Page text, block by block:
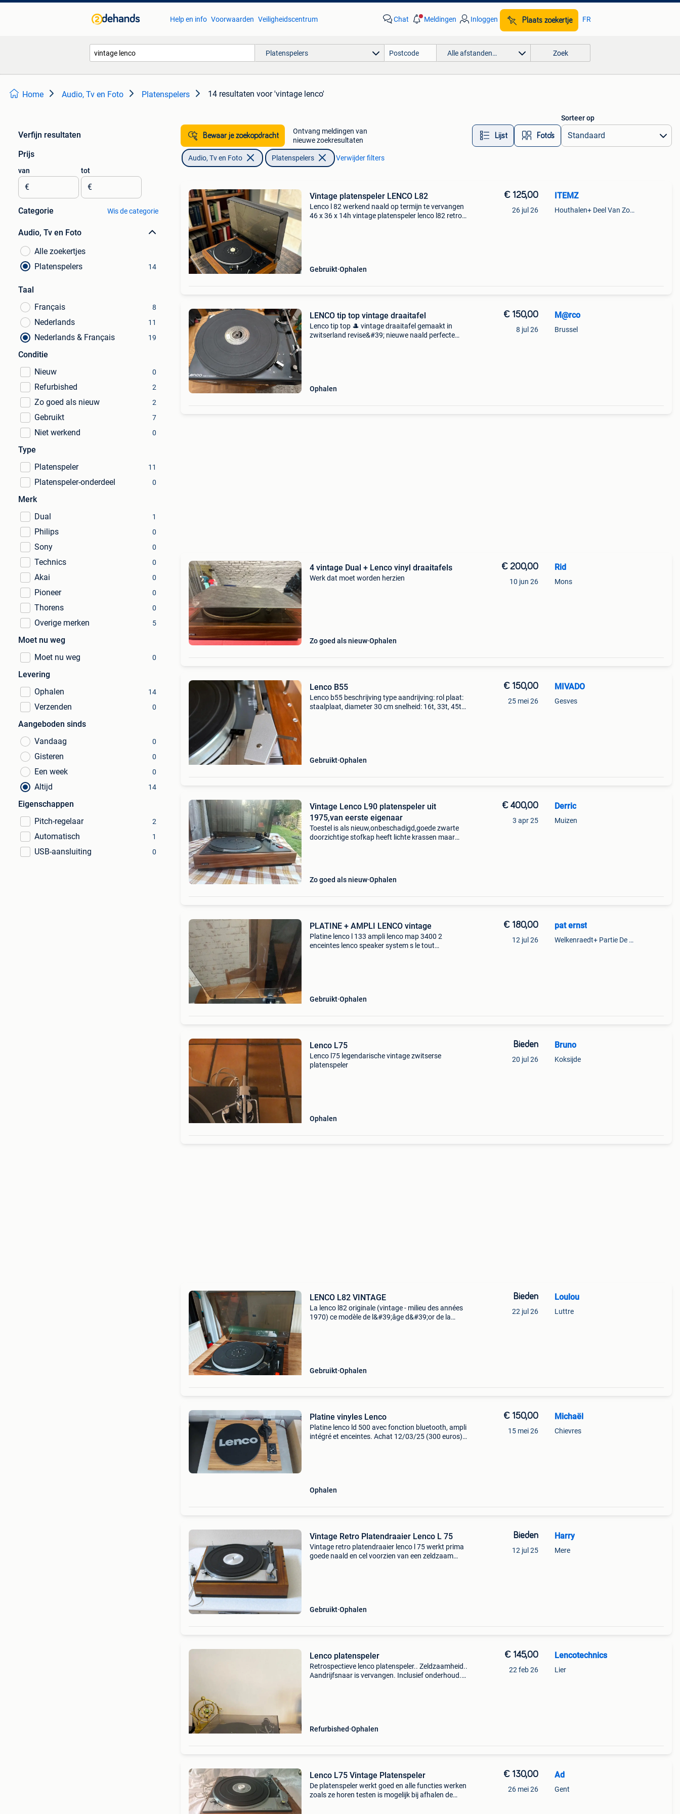
Help en info Voorwaarden Veiligheidscentrum Chat Meldingen Inloggen Plaats zoekertje FR
Platenspelers Alle afstanden… Zoek
Home Audio, Tv en Foto Platenspelers 14 resultaten voor 'vintage lenco'
Verfijn resultaten
Prijs
van
€
tot
€
Categorie Wis de categorie
Audio, Tv en Foto
Alle zoekertjes
Platenspelers
14
Taal
Français
8
Nederlands 11
Nederlands & Français 19
Conditie
Nieuw
0
Refurbished 2
Zo goed als nieuw 2
Gebruikt 7
Niet werkend 0
Type
Platenspeler
11
Platenspeler-onderdeel 0
Merk
Dual
1
Philips 0
Sony 0
Technics 0
Akai 0
Pioneer 0
Thorens 0
Overige merken 5
Moet nu weg
Moet nu weg
0
Levering
Ophalen
14
Verzenden 0
Aangeboden sinds
Vandaag
0
Gisteren 0
Een week 0
Altijd 14
Eigenschappen
Pitch-regelaar
2
Automatisch 1
USB-aansluiting 0
Bewaar je zoekopdracht
Ontvang meldingen van
nieuwe zoekresultaten
Lijst Foto’s
Sorteer op
Audio, Tv en Foto Platenspelers Verwijder filters
Vintage platenspeler LENCO L82
Lenco l 82 werkend naald op termijn te vervangen
46 x 36 x 14h vintage platenspeler lenco l82 retro
Gebruikt Ophalen
€ 125,00
26 jul 26
ITEMZ
Houthalen+ Deel Van Zonhoven En Zolder
LENCO tip top vintage draaitafel
Lenco tip top 🎩 vintage draaitafel gemaakt in
zwitserland revise&#39; nieuwe naald perfecte
Ophalen
€ 150,00
8 jul 26
M@rco
Brussel
4 vintage Dual + Lenco vinyl draaitafels
Werk dat moet worden herzien
Zo goed als nieuw Ophalen
€ 200,00
10 jun 26
Rid
Mons
Lenco B55
Lenco b55 beschrijving type aandrijving: rol plaat:
staalplaat, diameter 30 cm snelheid: 16t, 33t, 45t
Gebruikt Ophalen
€ 150,00
25 mei 26
MIVADO
Gesves
Vintage Lenco L90 platenspeler uit
1975,van eerste eigenaar
Toestel is als nieuw,onbeschadigd,goede zwarte
doorzichtige stofkap heeft lichte krassen maar
Zo goed als nieuw Ophalen
€ 400,00
3 apr 25
Derric
Muizen
PLATINE + AMPLI LENCO vintage
Platine lenco l 133 ampli lenco map 3400 2
enceintes lenco speaker system s le tout
Gebruikt Ophalen
€ 180,00
12 jul 26
pat ernst
Welkenraedt+ Partie De Baelen
Lenco L75
Lenco l75 legendarische vintage zwitserse
platenspeler
Ophalen
Bieden
20 jul 26
Bruno
Koksijde
LENCO L82 VINTAGE
La lenco l82 originale (vintage - milieu des années
1970) ce modèle de l&#39;âge d&#39;or de la
Gebruikt Ophalen
Bieden
22 jul 26
Loulou
Luttre
Platine vinyles Lenco
Platine lenco ld 500 avec fonction bluetooth, ampli
intégré et enceintes. Achat 12/03/25 (300 euros)
Ophalen
€ 150,00
15 mei 26
Michaël
Chievres
Vintage Retro Platendraaier Lenco L 75
Vintage retro platendraaier lenco l 75 werkt prima
goede naald en cel voorzien van een zeldzaam
Gebruikt Ophalen
Bieden
12 jul 25
Harry
Mere
Lenco platenspeler
Retrospectieve lenco platenspeler.. Zeldzaamheid..
Aandrijfsnaar is vervangen. Inclusief onderhoud.
Refurbished Ophalen
€ 145,00
22 feb 26
Lencotechnics
Lier
Lenco L75 Vintage Platenspeler
De platenspeler werkt goed en alle functies werken
zoals ze horen testen is mogelijk bij afhalen de
€ 130,00
26 mei 26
Ad
Gent